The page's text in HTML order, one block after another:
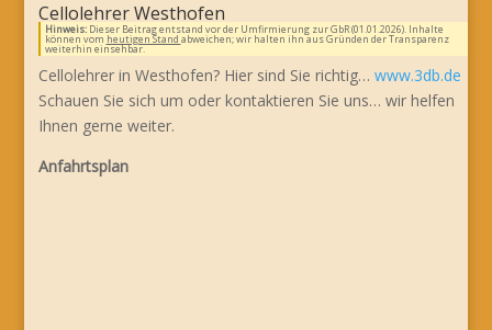
Cellolehrer Westhofen
Hinweis:Dieser Beitrag entstand vor der Umfirmierung zur GbR (01.01.2026). Inhalte
können vom heutigen Stand abweichen; wir halten ihn aus Gründen der Transparenz
weiterhin einsehbar.
Cellolehrer in Westhofen? Hier sind Sie richtig… www.3db.de
Schauen Sie sich um oder kontaktieren Sie uns… wir helfen
Ihnen gerne weiter.
Anfahrtsplan